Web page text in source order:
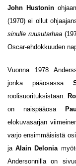
John Hustonin
(1970) ei ollut
sinulle ruusutarhaa
Oscar-ehdokkuuden
Vuonna 1978
jonka pääosassa
roolisuorituksistaan.
on naispääosa
elokuvasarjan
varjo ensimmäisistä
jaAlain Delonia
Andersonnilla on